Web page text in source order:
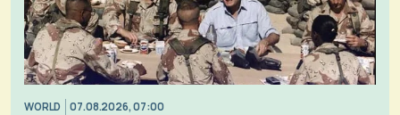
WORLD 07.08.2026, 07:00